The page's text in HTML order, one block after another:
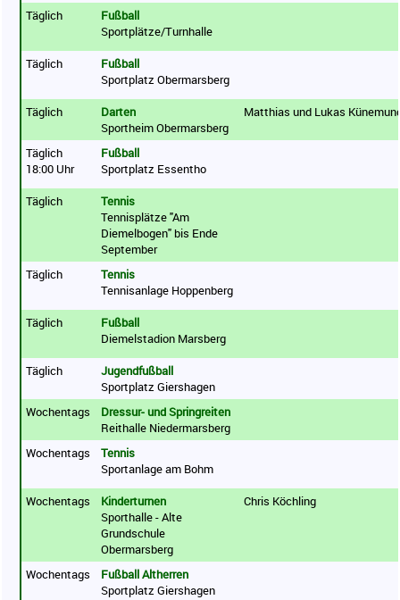
Täglich
Fußball
Sportplätze/Turnhalle
Täglich
Fußball
Sportplatz Obermarsberg
Täglich
Darten
Sportheim Obermarsberg
Matthias und Lukas
Täglich
18:00 Uhr
Fußball
Sportplatz Essentho
Täglich
Tennis
Tennisplätze "Am
Diemelbogen" bis Ende
September
Täglich
Tennis
Tennisanlage Hoppenberg
Täglich
Fußball
Diemelstadion Marsberg
Täglich
Jugendfußball
Sportplatz Giershagen
Wochentags
Dressur- und Springreiten
Reithalle Niedermarsberg
Wochentags
Tennis
Sportanlage am Bohm
Wochentags
Kinderturnen
Sporthalle - Alte
Grundschule
Obermarsberg
Chris Köchling
Wochentags
Fußball Altherren
Sportplatz Giershagen